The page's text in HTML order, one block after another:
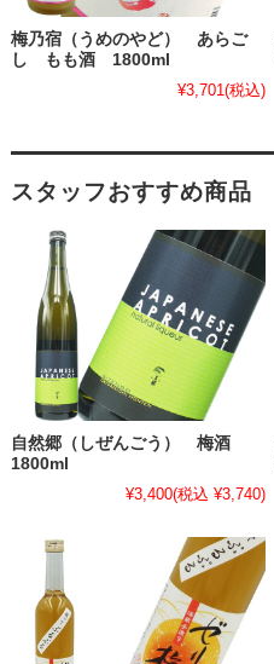
梅乃宿（うめのやど） あらご
し もも酒 1800ml
¥3,701 (税込)
スタッフおすすめ商品
自然郷（しぜんごう） 梅酒
1800ml
¥3,400(税込 ¥3,740)